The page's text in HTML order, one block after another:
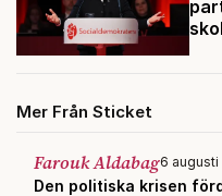
Mer Från Sticket
Farouk Aldabag6 augusti
Den politiska krisen